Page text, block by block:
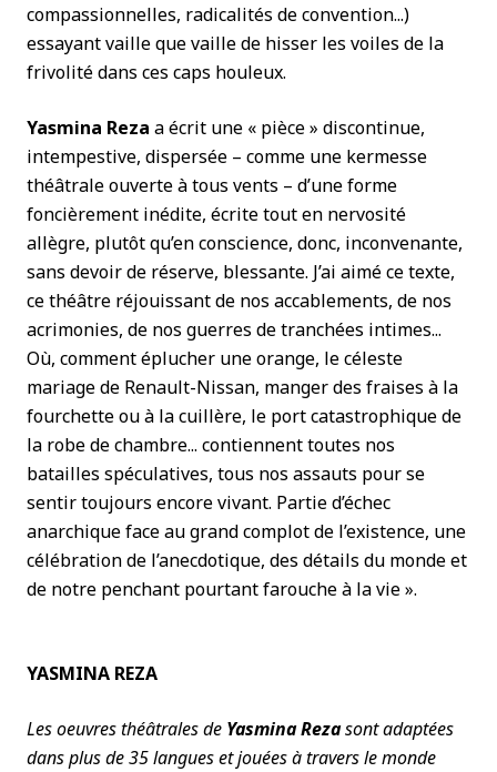
compassionnelles, radicalités de convention...)
essayant vaille que vaille de hisser les voiles de la
frivolité dans ces caps houleux.
Yasmina Reza a écrit une « pièce » discontinue,
intempestive, dispersée – comme une kermesse
théâtrale ouverte à tous vents – d’une forme
foncièrement inédite, écrite tout en nervosité
allègre, plutôt qu’en conscience, donc, inconvenante,
sans devoir de réserve, blessante. J’ai aimé ce texte,
ce théâtre réjouissant de nos accablements, de nos
acrimonies, de nos guerres de tranchées intimes...
Où, comment éplucher une orange, le céleste
mariage de Renault-Nissan, manger des fraises à la
fourchette ou à la cuillère, le port catastrophique de
la robe de chambre... contiennent toutes nos
batailles spéculatives, tous nos assauts pour se
sentir toujours encore vivant. Partie d’échec
anarchique face au grand complot de l’existence, une
célébration de l’anecdotique, des détails du monde et
de notre penchant pourtant farouche à la vie ».
YASMINA REZA
Les oeuvres théâtrales de Yasmina Rezasont adaptées
dans plus de 35 langues et jouées à travers le monde